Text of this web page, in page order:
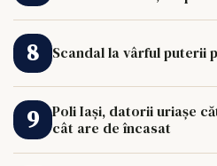
Scandal la vârful puterii
Poli Iași, datorii uriașe
cât are de încasat